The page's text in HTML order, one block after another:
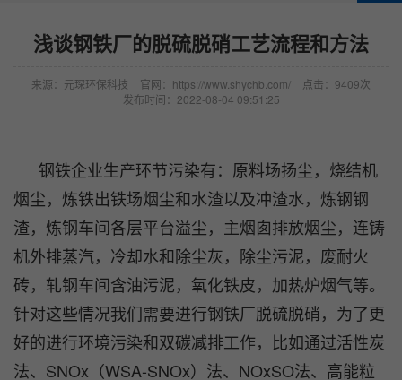
浅谈钢铁厂的脱硫脱硝工艺流程和方法
来源：元琛环保科技 官网：https://www.shychb.com/
点击：9409次
发布时间：2022-08-04 09:51:25
钢铁企业生产环节污染有：原料场扬尘，烧结机
烟尘，炼铁出铁场烟尘和水渣以及冲渣水，炼钢钢
渣，炼钢车间各层平台溢尘，主烟囱排放烟尘，连铸
机外排蒸汽，冷却水和除尘灰，除尘污泥，废耐火
砖，轧钢车间含油污泥，氧化铁皮，加热炉烟气等。
针对这些情况我们需要进行钢铁厂脱硫脱硝，为了更
好的进行环境污染和双碳减排工作，比如通过活性炭
法、SNOx（WSA-SNOx）法、NOxSO法、高能粒